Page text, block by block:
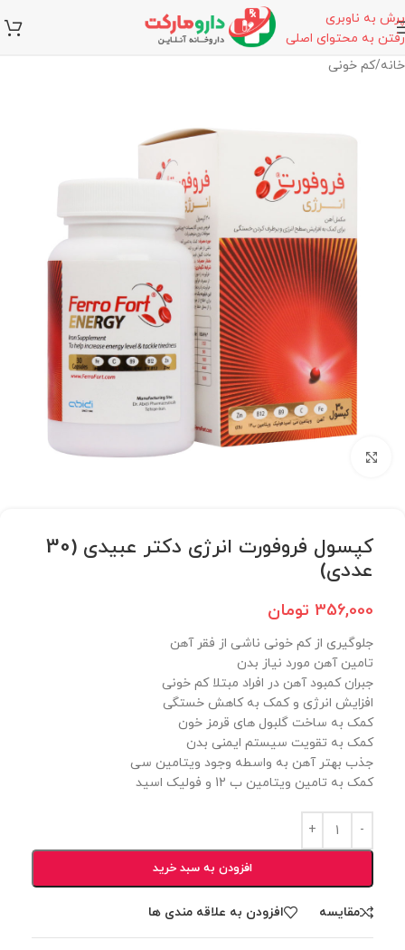
پرش به ناوبری
رفتن به محتوای اصلی
خانه/کم خونی
کپسول فروفورت انرژی دکتر عبیدی (30
عددی)
356,000 تومان
جلوگیری از کم خونی ناشی از فقر آهن
تامین آهن مورد نیاز بدن
جبران کمبود آهن در افراد مبتلا کم خونی
افزایش انرژی و کمک به کاهش خستگی
کمک به ساخت گلبول های قرمز خون
کمک به تقویت سیستم ایمنی بدن
جذب بهتر آهن به واسطه وجود ویتامین سی
کمک به تامین ویتامین ب 12 و فولیک اسید
افزودن به سبد خرید
مقایسه افزودن به علاقه مندی ها